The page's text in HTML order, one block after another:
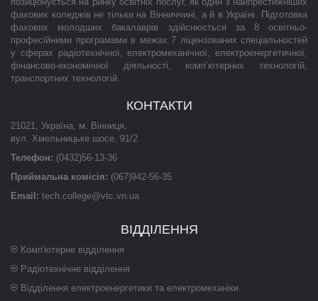
фахових коледжів не тільки на Вінниччині, а й в Україні. Підготовка
фахових молодших бакалаврів здійснюється за 8 освітньо-
професійними програмами в межах 7 ліцензованих спеціальностей
у сферах радіотехнічної, електромеханічної, електроенергетичної,
фінансово-економічної діяльності, комп’ютерних технологій,
транспортних технологій.
КОНТАКТИ
21021, Україна, м. Вінниця,
вул. Хмельницьке шосе, 91/2
Телефон: (0432)56-13-36
Приймальна комісія: (067)942-56-35
Email: tech.college@vtc.vn.ua
ВІДДІЛЕННЯ
Комп'ютерне відділення
Радіотехнічне відділення
Відділення електроенергетики та електромеханіки